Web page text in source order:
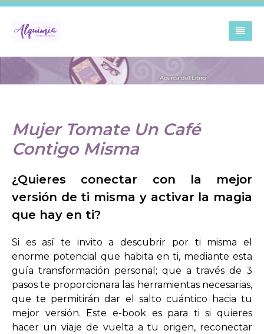
Skip
content
Mujer Tomate Un Café
Contigo Misma
¿Quieres conectar con la mejor
versión de ti misma y activar la magia
que hay en ti?
Si es así te invito a descubrir por ti misma el
enorme potencial que habita en ti, mediante esta
guía transformación personal; que a través de 3
pasos te proporcionara las herramientas necesarias,
que te permitirán dar el salto cuántico hacia tu
mejor versión. Este e-book es para ti si quieres
hacer un viaje de vuelta a tu origen, reconectar